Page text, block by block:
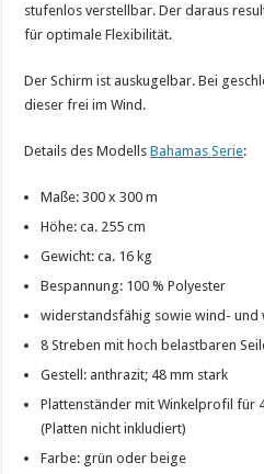
stufenlos verstellbar. Der daraus
für optimale Flexibilität.
Der Schirm ist auskugelbar. Bei
dieser frei im Wind.
Details des ModellsBahamas Serie:
Maße: 300 x 300 m
Höhe: ca. 255 cm
Gewicht: ca. 16 kg
Bespannung: 100 % Polyester
widerstandsfähig sowie wind- und
8 Streben mit hoch belastbaren
Gestell: anthrazit; 48 mm stark
Plattenständer mit Winkelprofil für
(Platten nicht inkludiert)
Farbe: grün oder beige